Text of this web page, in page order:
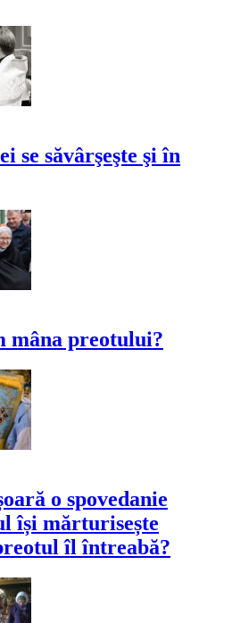
se săvârşeşte şi în
mâna preotului?
o spovedanie
își mărturisește
îl întreabă?